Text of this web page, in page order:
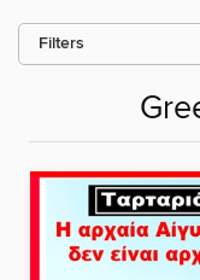
Filters